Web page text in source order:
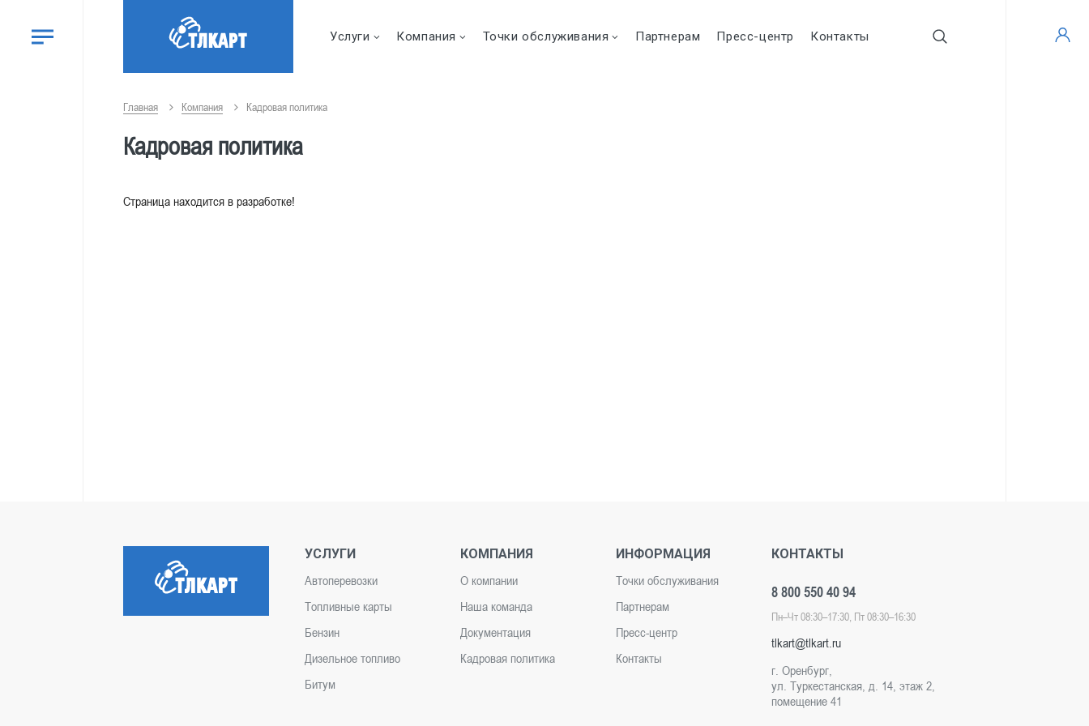
Услуги Компания Точки обслуживания Партнерам Пресс-центр Контакты
Главная Компания Кадровая политика
Кадровая политика
Страница находится в разработке!
УСЛУГИ
Автоперевозки
Топливные карты
Бензин
Дизельное топливо
Битум
КОМПАНИЯ
О компании
Наша команда
Документация
Кадровая политика
ИНФОРМАЦИЯ
Точки обслуживания
Партнерам
Пресс-центр
Контакты
КОНТАКТЫ
8 800 550 40 94
Пн–Чт 08:30–17:30, Пт 08:30–16:30
tlkart@tlkart.ru
г. Оренбург,
ул. Туркестанская, д. 14, этаж 2,
помещение 41